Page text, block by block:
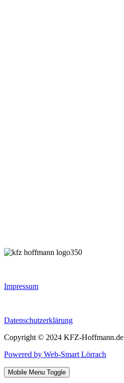
Impressum
Datenschutzerklärung
Copyright © 2024 KFZ-Hoffmann.de
Powered by Web-Smart Lörrach
Mobile Menu Toggle